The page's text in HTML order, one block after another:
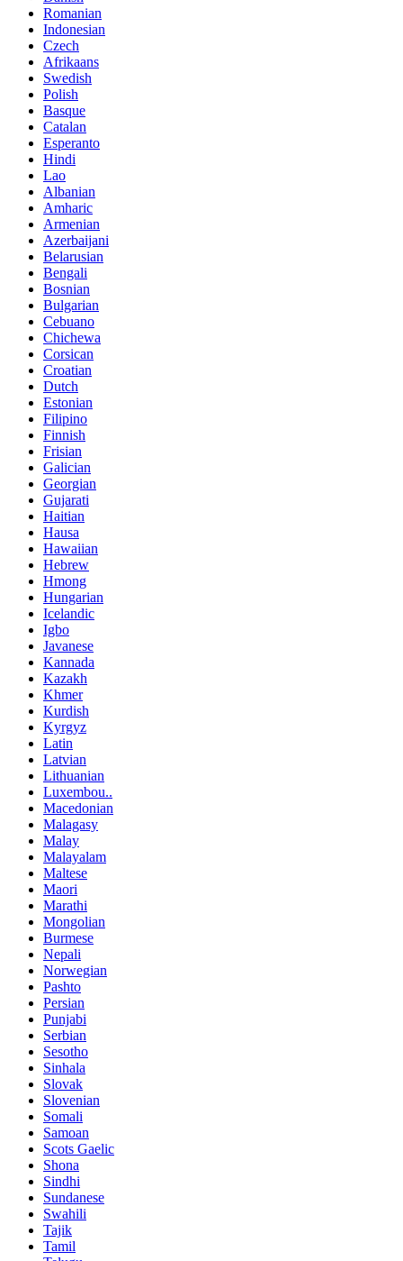
Romanian
Indonesian
Czech
Afrikaans
Swedish
Polish
Basque
Catalan
Esperanto
Hindi
Lao
Albanian
Amharic
Armenian
Azerbaijani
Belarusian
Bengali
Bosnian
Bulgarian
Cebuano
Chichewa
Corsican
Croatian
Dutch
Estonian
Filipino
Finnish
Frisian
Galician
Georgian
Gujarati
Haitian
Hausa
Hawaiian
Hebrew
Hmong
Hungarian
Icelandic
Igbo
Javanese
Kannada
Kazakh
Khmer
Kurdish
Kyrgyz
Latin
Latvian
Lithuanian
Luxembou..
Macedonian
Malagasy
Malay
Malayalam
Maltese
Maori
Marathi
Mongolian
Burmese
Nepali
Norwegian
Pashto
Persian
Punjabi
Serbian
Sesotho
Sinhala
Slovak
Slovenian
Somali
Samoan
Scots Gaelic
Shona
Sindhi
Sundanese
Swahili
Tajik
Tamil